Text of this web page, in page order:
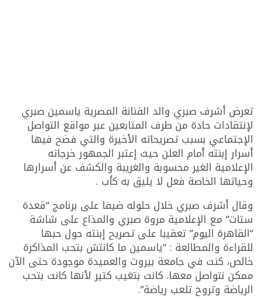
تعرض أشرف صبري والد الفنانة المصرية ياسمين صبري
لإنتقادات حادة من طرف المتابعين عبر مواقع التواصل
الإجتماعي بسبب تصريحاته الأخيرة والتي فضح فيها
أسرار إبنته أمام العلن حيث إعتبر الجمهور خرجاته
الإعلامية الغير محسوبة والغريبة والكشف عن أسرارها
وحياتها الخاصة فعل لا يليق به كأب .
وقال أشرف صبري خلال حلوله ضيفا على برنامج “قعدة
ستات” مع الإعلامية مروة صبري والمذاع على شاشة
“القاهرة اليوم” تعقيبا على تصريح إبنته حول حبها
للقراءة والمطالعة : “ياسمين ما كانتش بتحب المذاكرة
خالص، كنت في جامعة بيروت والعميدة موجودة حتى الآن
ممكن نتواصل معها. كانت بتغيب كتير لأنها كانت بتحب
الرياضة وتروح تلعب رياضة”.